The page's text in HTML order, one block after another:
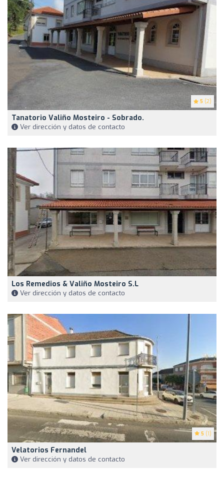
5 (2)
Tanatorio Valiño Mosteiro - Sobrado.
Ver dirección y datos de contacto
Los Remedios & Valiño Mosteiro S.L
Ver dirección y datos de contacto
5 (1)
Velatorios Fernandel
Ver dirección y datos de contacto